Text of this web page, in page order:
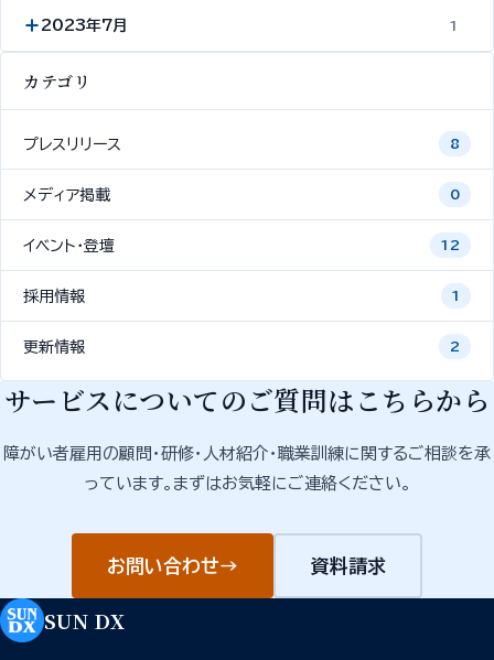
2023年7月 1
カテゴリ
プレスリリース 8
メディア掲載 0
イベント・登壇 12
採用情報 1
更新情報 2
サービスについてのご質問はこちらから
障がい者雇用の顧問・研修・人材紹介・職業訓練に関するご相談を承
っています。まずはお気軽にご連絡ください。
お問い合わせ→ 資料請求
SUN DX